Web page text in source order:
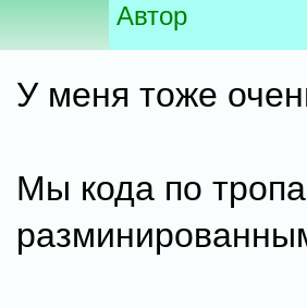
Автор
У меня тоже
Мы кода по